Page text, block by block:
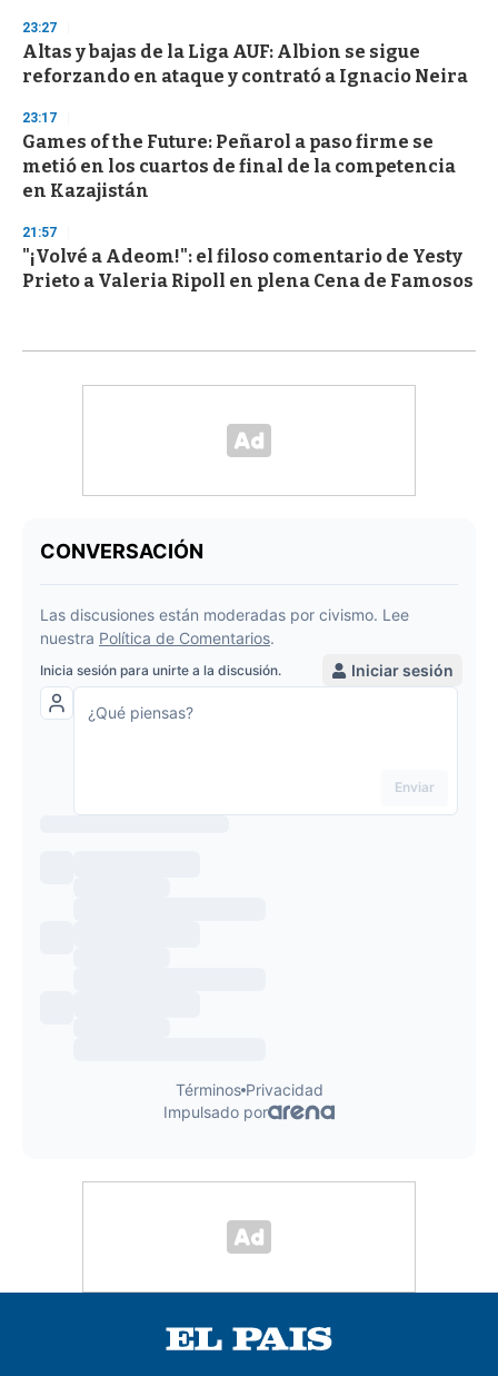
23:27
Altas y bajas de la Liga AUF: Albion se sigue
reforzando en ataque y contrató a Ignacio Neira
23:17
Games of the Future: Peñarol a paso firme se
metió en los cuartos de final de la competencia
en Kazajistán
21:57
"¡Volvé a Adeom!": el filoso comentario de Yesty
Prieto a Valeria Ripoll en plena Cena de Famosos